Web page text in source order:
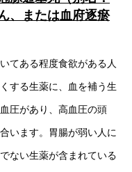
、または血府逐瘀
てある程度食欲がある人
する生薬に、血を補う生
圧があり、高血圧の頭
います。胃腸が弱い人に
ない生薬が含まれている